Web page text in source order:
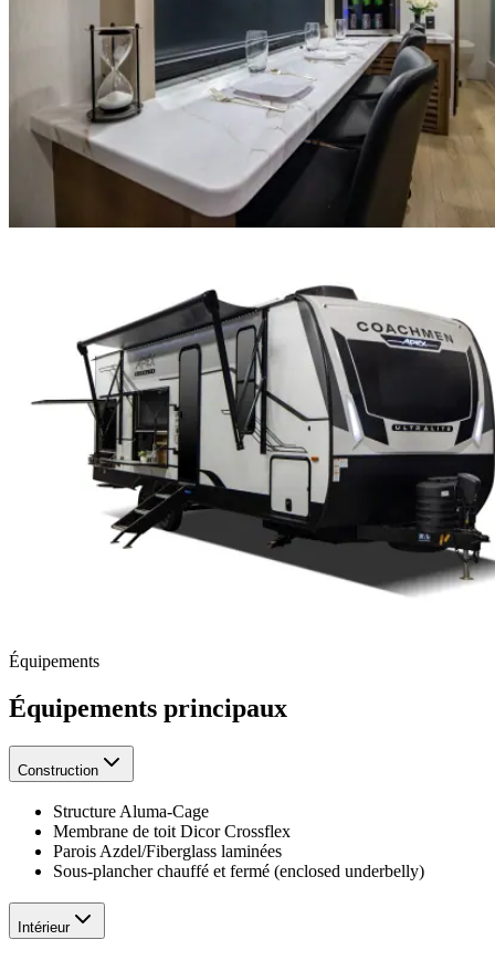
Équipements
Équipements principaux
Construction
Structure Aluma-Cage
Membrane de toit Dicor Crossflex
Parois Azdel/Fiberglass laminées
Sous-plancher chauffé et fermé (enclosed underbelly)
Intérieur